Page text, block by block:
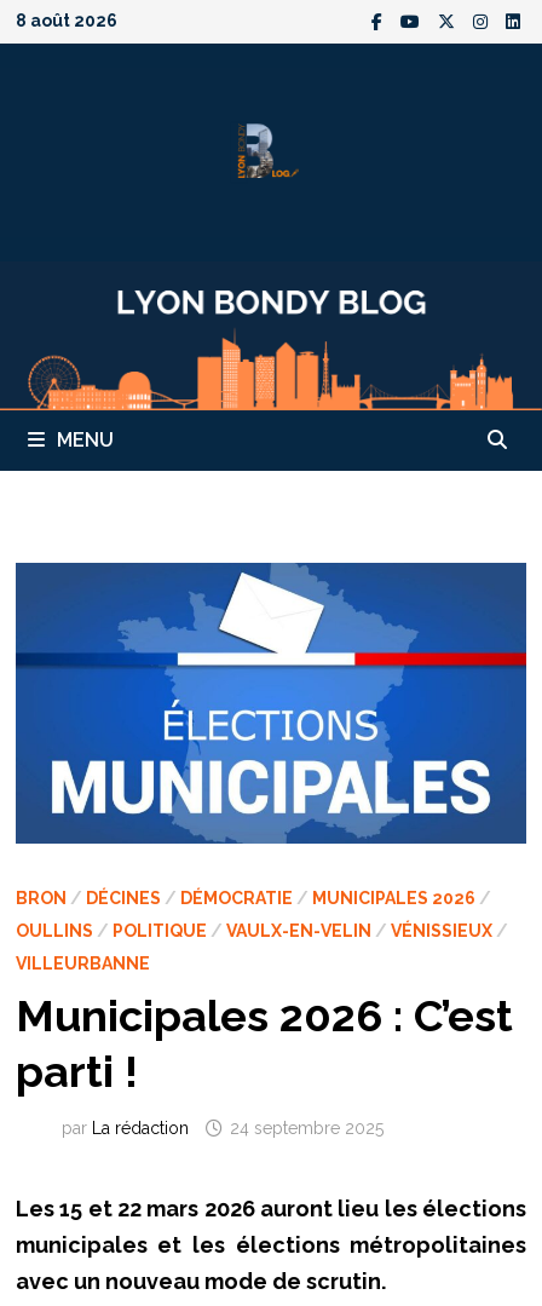
Passer
au
8 août 2026
MENU
BRON / DÉCINES / DÉMOCRATIE / MUNICIPALES 2026 /
OULLINS / POLITIQUE / VAULX-EN-VELIN / VÉNISSIEUX/
VILLEURBANNE
Municipales 2026 : C’est
parti !
par La rédaction 24 septembre 2025
Les 15 et 22 mars 2026 auront lieu les élections
municipales et les élections métropolitaines
avec un nouveau mode de scrutin.